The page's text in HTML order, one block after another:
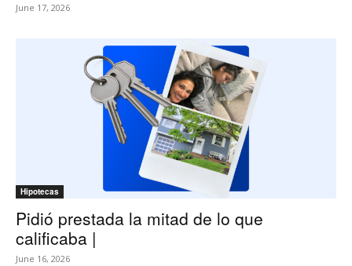
June 17, 2026
Hipotecas
Pidió prestada la mitad de lo que
calificaba |
June 16, 2026